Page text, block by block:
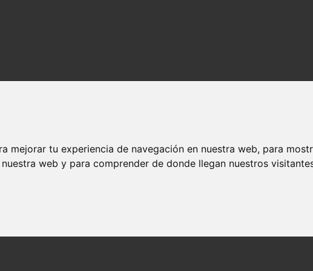
mejorar tu experiencia de navegación en nuestra web, para
web y para comprender de donde llegan nuestros